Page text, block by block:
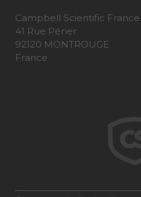
Campbell Scientific France
41 Rue Périer
92120 MONTROUGE
France